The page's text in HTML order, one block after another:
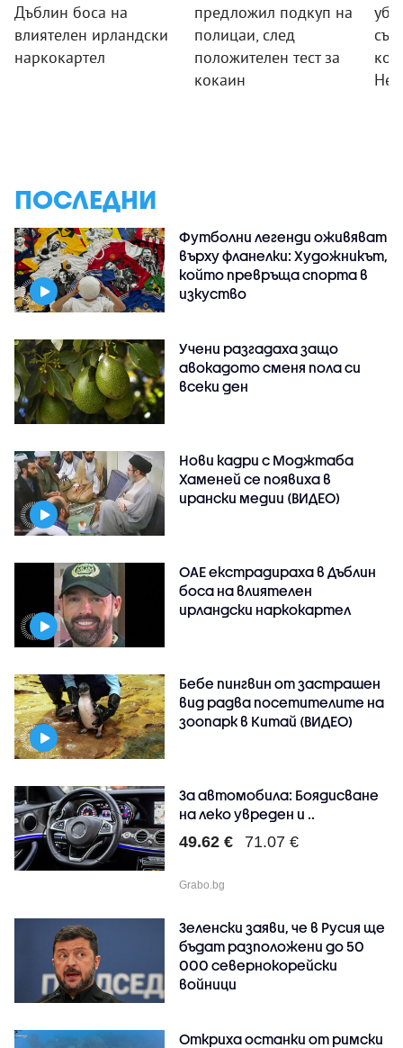
Дъблин боса на
влиятелен ирландски
наркокартел
предложил подкуп на
полицаи, след
положителен тест за
кокаин
ПОСЛЕДНИ
Футболни легенди оживяват
върху фланелки: Художникът,
който превръща спорта в
изкуство
Учени разгадаха защо
авокадото сменя пола си
всеки ден
Нови кадри с Моджтаба
Хаменей се появиха в
ирански медии (ВИДЕО)
ОАЕ екстрадираха в Дъблин
боса на влиятелен
ирландски наркокартел
Бебе пингвин от застрашен
вид радва посетителите на
зоопарк в Китай (ВИДЕО)
За автомобила: Боядисване
на леко увреден и ..
49.62 € 71.07 €
Grabo.bg
Зеленски заяви, че в Русия ще
бъдат разположени до 50
000 севернокорейски
войници
Откриха останки от римски